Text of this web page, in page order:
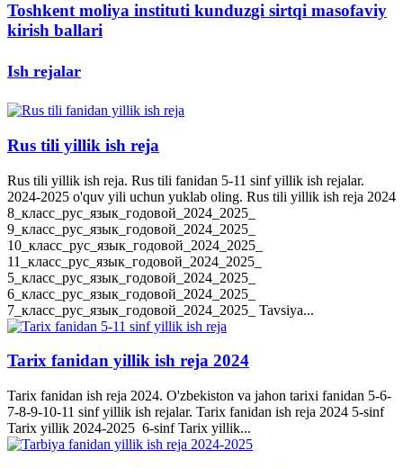
Toshkent moliya instituti kunduzgi sirtqi masofaviy
kirish ballari
Ish rejalar
Rus tili yillik ish reja
Rus tili yillik ish reja. Rus tili fanidan 5-11 sinf yillik ish rejalar.
2024-2025 o'quv yili uchun yuklab oling. Rus tili yillik ish reja 2024
8_класс_рус_язык_годовой_2024_2025_
9_класс_рус_язык_годовой_2024_2025_
10_класс_рус_язык_годовой_2024_2025_
11_класс_рус_язык_годовой_2024_2025_
5_класс_рус_язык_годовой_2024_2025_
6_класс_рус_язык_годовой_2024_2025_
7_класс_рус_язык_годовой_2024_2025_ Tavsiya...
Tarix fanidan yillik ish reja 2024
Tarix fanidan ish reja 2024. O'zbekiston va jahon tarixi fanidan 5-6-
7-8-9-10-11 sinf yillik ish rejalar. Tarix fanidan ish reja 2024 5-sinf
Tarix yillik 2024-2025 6-sinf Tarix yillik...